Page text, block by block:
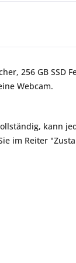
256 GB SSD
Webcam.
kann
im Reiter